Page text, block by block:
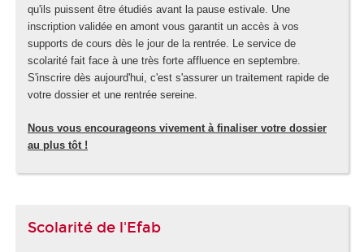
qu'ils puissent être étudiés avant la pause estivale. Une
inscription validée en amont vous garantit un accès à vos
supports de cours dès le jour de la rentrée. Le service de
scolarité fait face à une très forte affluence en septembre.
S'inscrire dès aujourd'hui, c'est s'assurer un traitement rapide de
votre dossier et une rentrée sereine.
Nous vous encourageons vivement à finaliser votre dossier
au plus tôt !
Scolarité de l'Efab